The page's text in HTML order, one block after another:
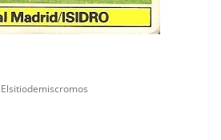
Elsitiodemiscromos